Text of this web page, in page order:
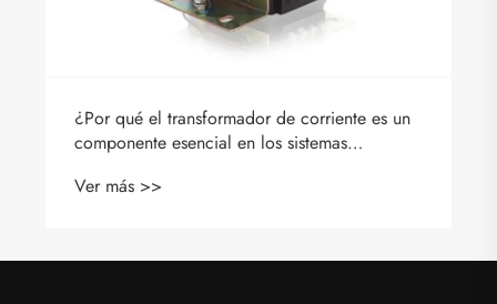
¿Por qué el transformador de corriente es un
componente esencial en los sistemas
Ver más >>